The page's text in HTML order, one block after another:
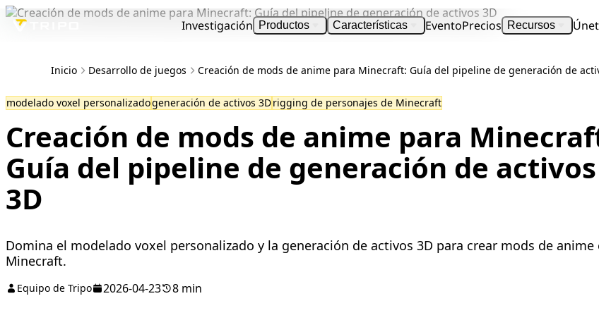
Investigación Productos Características EventoPrecios Recursos
Inicio Desarrollo de juegos Creación de mods de anime para Minecraft: Guía del pipeline de generación de
modelado voxel personalizadogeneración de activos 3Drigging de personajes de Minecraft
Creación de mods de anime para
Guía del pipeline de generación de activos
3D
Domina el modelado voxel personalizado y la generación de activos 3D para crear mods de anime
Minecraft.
Equipo de Tripo 2026-04-23 8 min